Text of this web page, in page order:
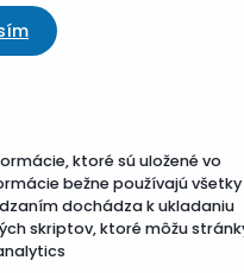
ktoré sú uložené vo
bežne používajú všetky
dochádza k ukladaniu
skriptov, ktoré môžu